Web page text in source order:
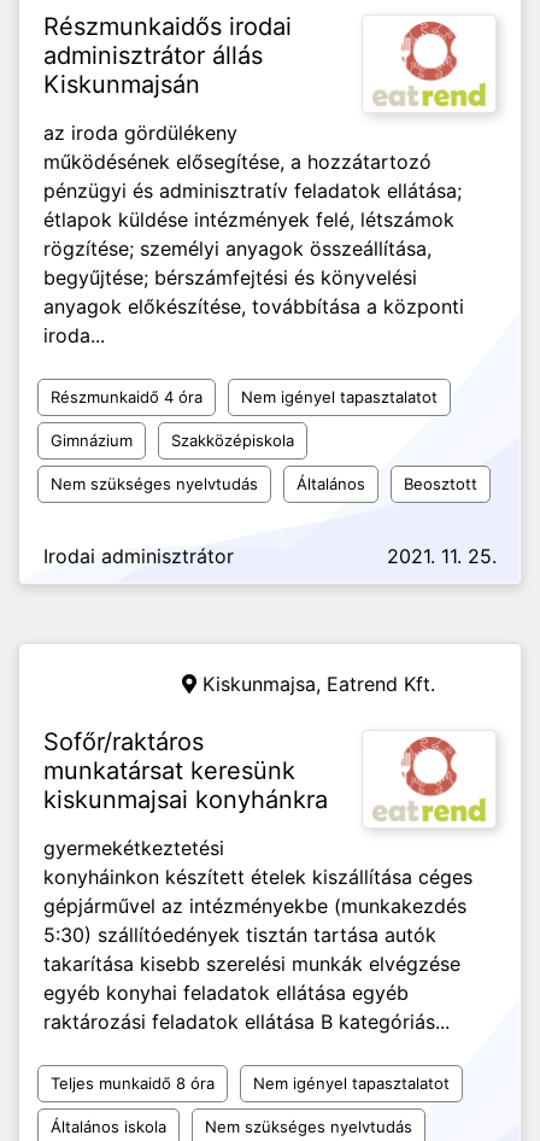
Részmunkaidős irodai
adminisztrátor állás
Kiskunmajsán
az iroda gördülékeny
működésének elősegítése, a hozzátartozó
pénzügyi és adminisztratív feladatok ellátása;
étlapok küldése intézmények felé, létszámok
rögzítése; személyi anyagok összeállítása,
begyűjtése; bérszámfejtési és könyvelési
anyagok előkészítése, továbbítása a központi
iroda...
Részmunkaidő 4 óra Nem igényel tapasztalatot
Gimnázium Szakközépiskola
Nem szükséges nyelvtudás Általános Beosztott
Irodai adminisztrátor 2021. 11. 25.
Kiskunmajsa, Eatrend Kft.
Sofőr/raktáros
munkatársat keresünk
kiskunmajsai konyhánkra
gyermekétkeztetési
konyháinkon készített ételek kiszállítása céges
gépjárművel az intézményekbe (munkakezdés
5:30) szállítóedények tisztán tartása autók
takarítása kisebb szerelési munkák elvégzése
egyéb konyhai feladatok ellátása egyéb
raktározási feladatok ellátása B kategóriás...
Teljes munkaidő 8 óra Nem igényel tapasztalatot
Általános iskola Nem szükséges nyelvtudás